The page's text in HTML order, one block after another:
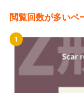
閲覧回数が多いペ